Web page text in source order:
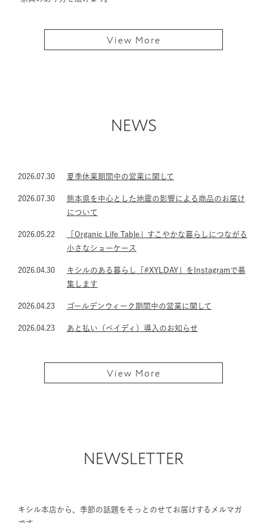
View More
NEWS
2026.07.30 夏季休業期間中の営業に関して
2026.07.30
熊本県を中心とした地震の影響による商品のお届け
について
2026.05.22
「Organic Life Table」すこやかな暮らしにつながる
小さなショーケース
2026.04.30
キシルのある暮らし「#XYLDAY」をInstagramで募
集します
2026.04.23 ゴールデンウィーク期間中の営業に関して
2026.04.23 あと払い（ペイディ）導入のお知らせ
View More
NEWSLETTER
キシル本店から、季節の話題をそっとのせてお届けするメルマガ